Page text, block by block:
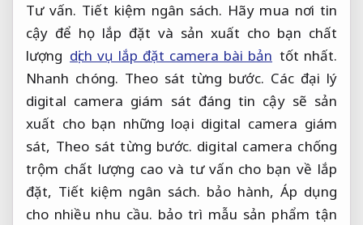
Tư vấn. Tiết kiệm ngân sách. Hãy mua nơi tin
cậy để họ lắp đặt và sản xuất cho bạn chất
lượng dịch vụ lắp đặt camera bài bản tốt nhất.
Nhanh chóng. Theo sát từng bước. Các đại lý
digital camera giám sát đáng tin cậy sẽ sản
xuất cho bạn những loại digital camera giám
sát, Theo sát từng bước. digital camera chống
trộm chất lượng cao và tư vấn cho bạn về lắp
đặt, Tiết kiệm ngân sách. bảo hành, Áp dụng
cho nhiều nhu cầu. bảo trì mẫu sản phẩm tận